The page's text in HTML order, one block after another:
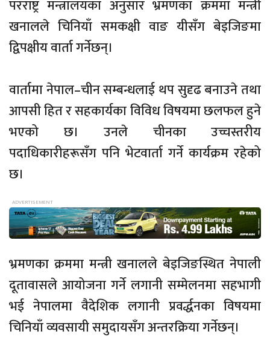
परराष्ट्र मन्त्रालयका अनुसार भ्रमणका क्रममा मन्त्री
खनालले चिनियाँ समकक्षी वाङ यीसँग बेइजिङमा
द्विपक्षीय वार्ता गर्नेछन्।
वार्तामा नेपाल–चीन सम्बन्धलाई थप सुदृढ बनाउने तथा
आपसी हित र सहकार्यका विविध विषयमा छलफल हुने
भएको छ। उनले चीनका उच्चस्तरीय
पदाधिकारीहरूसँग पनि भेटवार्ता गर्ने कार्यक्रम रहेको
छ।
भ्रमणका क्रममा मन्त्री खनालले बेइजिङस्थित नेपाली
दूतावासले आयोजना गर्ने लगानी सम्मेलनमा सहभागी
भई नेपालमा वैदेशिक लगानी प्रवर्द्धनका विषयमा
चिनियाँ व्यवसायी समुदायसँग अन्तरक्रिया गर्नेछन्।